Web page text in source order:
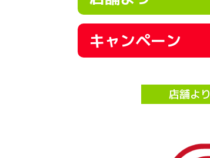
キャンペーン
店舗より